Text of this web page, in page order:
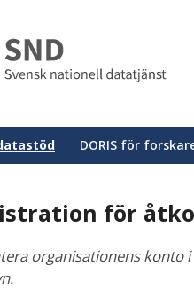
DORIS för
för
organisationens konto